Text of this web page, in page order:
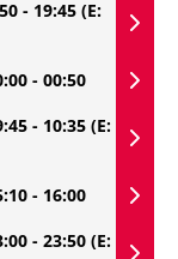
- 19:45 (E:
- 00:50
- 10:35 (E:
- 16:00
- 23:50 (E: